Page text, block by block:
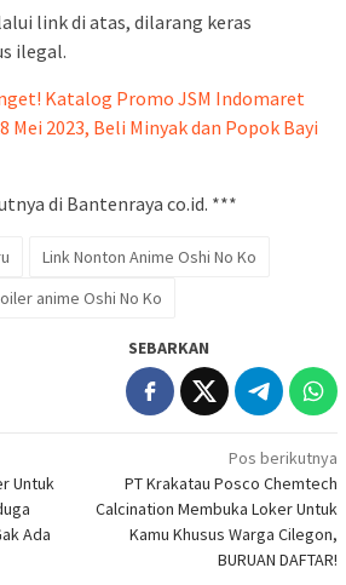
link di atas, dilarang keras
ilegal.
Katalog Promo JSM Indomaret
Mei 2023, Beli Minyak dan Popok Bayi
di Bantenraya co.id. ***
Link Nonton Anime Oshi No Ko
anime Oshi No Ko
SEBARKAN
Untuk
Ada
Pos berikutnya
PT Krakatau Posco Chemtech
Calcination Membuka Loker Untuk
Kamu Khusus Warga Cilegon,
BURUAN DAFTAR!